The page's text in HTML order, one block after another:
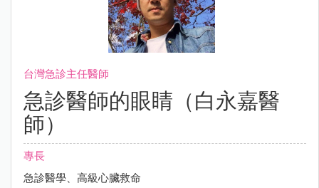
台灣急診主任醫師
急診醫師的眼睛（白永嘉醫
師）
專長
急診醫學、高級心臟救命